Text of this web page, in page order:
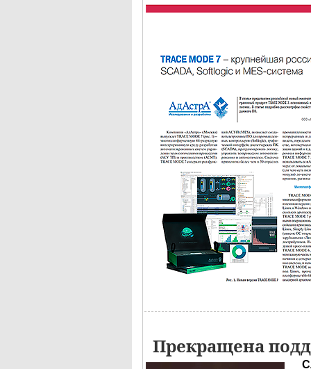
Прекращена